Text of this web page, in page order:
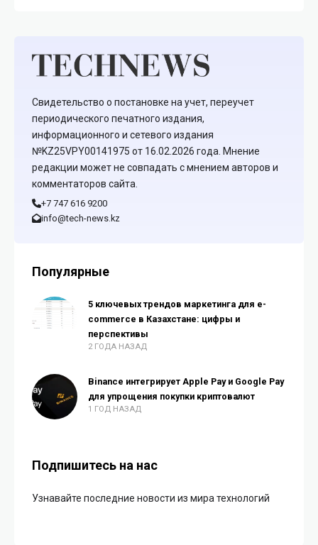
Свидетельство о постановке на учет, переучет
периодического печатного издания,
информационного и сетевого издания
№KZ25VPY00141975 от 16.02.2026 года. Мнение
редакции может не совпадать с мнением авторов и
комментаторов сайта.
+7 747 616 9200
info@tech-news.kz
Популярные
5 ключевых трендов маркетинга для e-
commerce в Казахстане: цифры и
перспективы
2 ГОДА НАЗАД
Binance интегрирует Apple Pay и Google Pay
для упрощения покупки криптовалют
1 ГОД НАЗАД
Подпишитесь на нас
Узнавайте последние новости из мира технологий